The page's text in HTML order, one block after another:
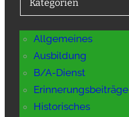
Kategorien
Allgemeines
Ausbildung
B/A-Dienst
Erinnerungsbeiträge
Historisches